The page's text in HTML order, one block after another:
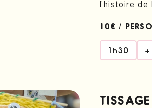
l’histoire
10€ /
1h30 +